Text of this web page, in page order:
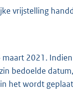
vrijstelling
2021.
bedoelde
het wordt